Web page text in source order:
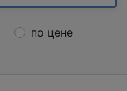
по цене